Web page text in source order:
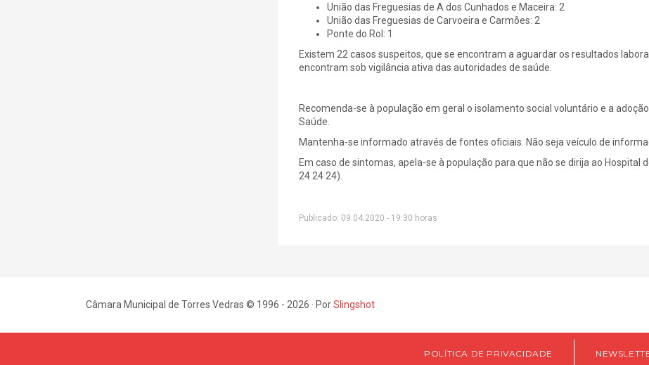
União das Freguesias de A dos Cunhados e Maceira: 2
União das Freguesias de Carvoeira e Carmões: 2
Ponte do Rol: 1
Existem 22 casos suspeitos, que se encontram a aguardar os resultados
encontram sob vigilância ativa das autoridades de saúde.
Recomenda-se à população em geral o isolamento social voluntário e a
Saúde.
Mantenha-se informado através de fontes oficiais. Não seja veículo de
Em caso de sintomas, apela-se à população para que não se dirija ao Hospital
24 24 24).
Publicado: 09.04.2020 - 19:30 horas
Câmara Municipal de Torres Vedras © 1996 - 2026 · PorSlingshot
POLÍTICA DE PRIVACIDADE